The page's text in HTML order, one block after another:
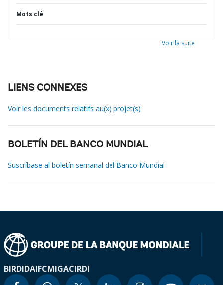
Mots clé
Voir la suite
LIENS CONNEXES
Voir les documents relatifs au(x) projet(s)
BOLETÍN DEL BANCO MUNDIAL
Suscríbase al boletín semanal del Banco Mundial
BIRDIDAIFCMIGACIRDI